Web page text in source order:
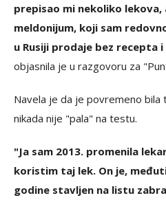
prepisao mi nekoliko lekova,
meldonijum, koji sam
u Rusiji prodaje bez recepta
objasnila je u razgovoru za
Navela je da je povremeno bila
nikada nije "pala" na testu.
"Ja sam 2013. promenila
koristim taj lek. On je,
godine stavljen na listu